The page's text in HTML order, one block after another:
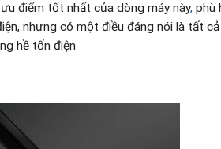
điểm tốt nhất của dòng máy này, phù
nhưng có một điều đáng nói là tất
hề tốn điện